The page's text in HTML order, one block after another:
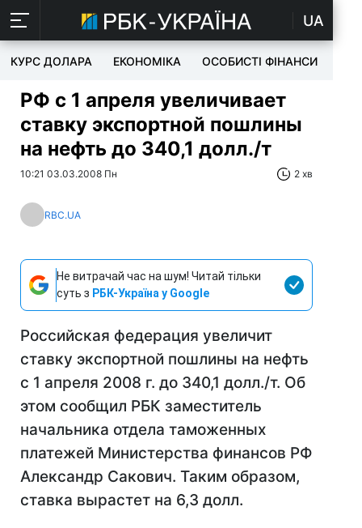
UA
КУРС ДОЛАРА ЕКОНОМІКА ОСОБИСТІ ФІНАНСИ
РФ с 1 апреля увеличивает
ставку экспортной пошлины
на нефть до 340,1 долл./т
10:21 03.03.2008 Пн 2 хв
RBC.UA
Не витрачай час на шум! Читай тільки
суть з РБК-Україна у Google
Российская федерация увеличит
ставку экспортной пошлины на нефть
с 1 апреля 2008 г. до 340,1 долл./т. Об
этом сообщил РБК заместитель
начальника отдела таможенных
платежей Министерства финансов РФ
Александр Сакович. Таким образом,
ставка вырастет на 6,3 долл.